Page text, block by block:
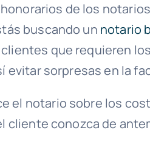
de los
buscando un notario
que requieren
evitar sorpresas en la
el notario sobre los
cliente conozca de